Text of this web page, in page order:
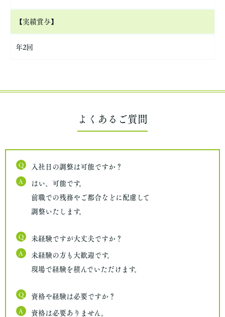
【実績賞与】
年2回
よくあるご質問
Q 入社日の調整は可能ですか？
A
はい、可能です。
前職での残務やご都合などに配慮して
調整いたします。
Q 未経験ですが大丈夫ですか？
A
未経験の方も大歓迎です。
現場で経験を積んでいただけます。
Q 資格や経験は必要ですか？
A 資格は必要ありません。